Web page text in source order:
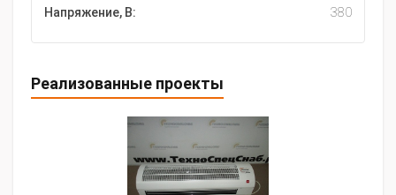
Напряжение, В:
380
Реализованные проекты